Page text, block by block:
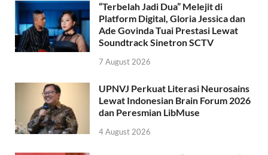
“Terbelah Jadi Dua” Melejit di
Platform Digital, Gloria Jessica dan
Ade Govinda Tuai Prestasi Lewat
Soundtrack Sinetron SCTV
7 August 2026
UPNVJ Perkuat Literasi Neurosains
Lewat Indonesian Brain Forum 2026
dan Peresmian LibMuse
4 August 2026